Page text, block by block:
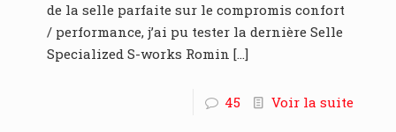
de la selle parfaite sur le compromis confort
/ performance, j’ai pu tester la dernière Selle
Specialized S-works Romin […]
45 Voir la suite